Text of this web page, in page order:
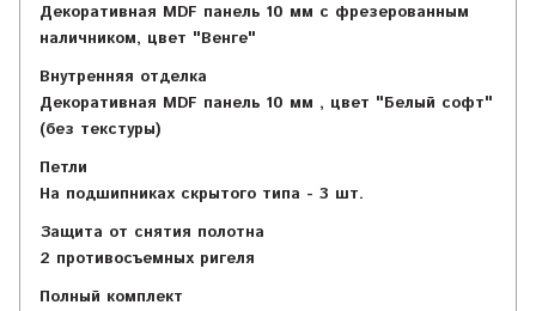
Декоративная MDF панель 10 мм с фрезерованным
наличником, цвет "Венге"
Внутренняя отделка
Декоративная MDF панель 10 мм , цвет "Белый софт"
(без текстуры)
Петли
На подшипниках скрытого типа - 3 шт.
Защита от снятия полотна
2 противосъемных ригеля
Полный комплект